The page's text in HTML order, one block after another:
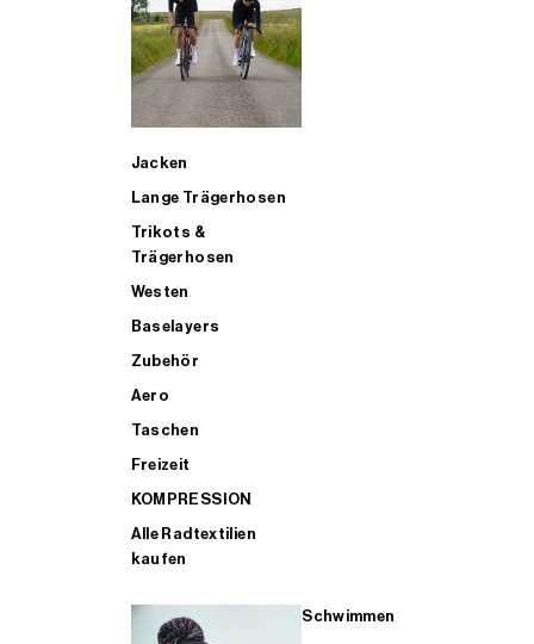
Jacken
Lange Trägerhosen
Trikots &
Trägerhosen
Westen
Baselayers
Zubehör
Aero
Taschen
Freizeit
KOMPRESSION
Alle Radtextilien
kaufen
Schwimmen
ALLE TRIATHLONARTIKEL FÜR MÄNNER KAUFEN